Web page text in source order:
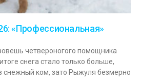
«Профессиональная»
четвероногого помощника
снега стало только больше,
снежный ком, зато Рыжуля безмерно